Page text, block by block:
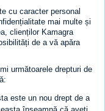
cu caracter personal
mai multe și
clienților Kamagra
de a vă apăra
următoarele drepturi de
este un nou drept de a